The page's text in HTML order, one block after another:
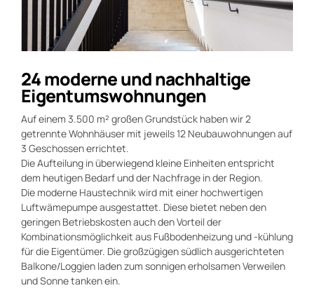
24 moderne und nachhaltige
Eigentumswohnungen
Auf einem 3.500 m² großen Grundstück haben wir 2
getrennte Wohnhäuser mit jeweils 12 Neubauwohnungen auf
3 Geschossen errichtet.
Die Aufteilung in überwiegend kleine Einheiten entspricht
dem heutigen Bedarf und der Nachfrage in der Region.
Die moderne Haustechnik wird mit einer hochwertigen
Luftwämepumpe ausgestattet. Diese bietet neben den
geringen Betriebskosten auch den Vorteil der
Kombinationsmöglichkeit aus Fußbodenheizung und -kühlung
für die Eigentümer. Die großzügigen südlich ausgerichteten
Balkone/Loggien laden zum sonnigen erholsamen Verweilen
und Sonne tanken ein.